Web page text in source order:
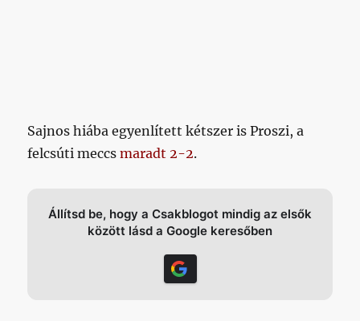
Sajnos hiába egyenlített kétszer is Proszi, a
felcsúti meccsmaradt 2-2.
Állítsd be, hogy a Csakblogot mindig az elsők
között lásd a Google keresőben